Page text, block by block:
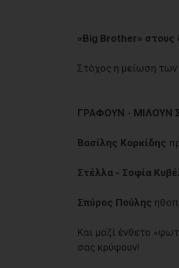
«Big Brother» στους
Στόχος η μείωση των
ΓΡΑΦΟΥΝ - ΜΙΛΟΥΝ
Βασίλης Κορκίδης
Στέλλα - Σοφία
Σπύρος Πούλης
Και μαζί ένθετο
σας κρύψουν!